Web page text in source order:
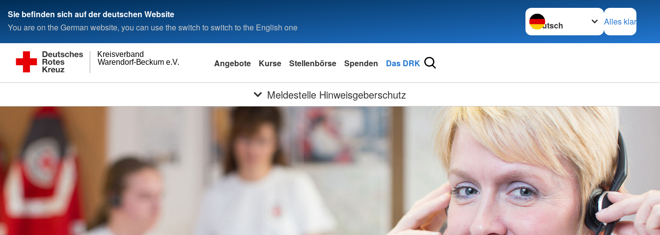
Sie befinden sich auf der deutschen Website
You are on the German website, you can use the switch to switch to the English one
Sprache wechseln zu
Alles klar
Warendorf-Beckum e.V.
Kreisverband
Angebote Kurse Stellenbörse Spenden Das DRK
Meldestelle Hinweisgeberschutz